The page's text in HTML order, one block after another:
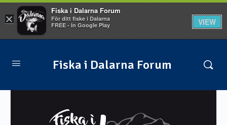
Fiska i Dalarna Forum
×
Fiska i Dalarna Forum
För ditt fiske i Dalarna
FREE - In Google Play
VIEW